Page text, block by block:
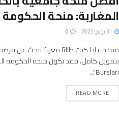
المغاربة: منحة الحكومة
مقدمة إذا كنت طالبًا مغربيًا تبحث عن
Bursları"...
READ MORE